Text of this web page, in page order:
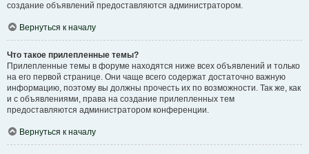
создание объявлений предоставляются администратором.
Вернуться к началу
Что такое прилепленные темы?
Прилепленные темы в форуме находятся ниже всех объявлений и только
на его первой странице. Они чаще всего содержат достаточно важную
информацию, поэтому вы должны прочесть их по возможности. Так же, как
и с объявлениями, права на создание прилепленных тем
предоставляются администратором конференции.
Вернуться к началу